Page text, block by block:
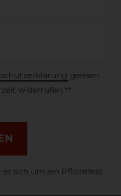
gelesen
widerrufen.**
sich um ein Pflichtfeld.